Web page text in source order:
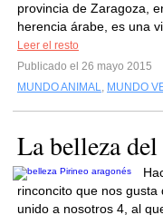
provincia de Zaragoza,
herencia árabe, es una
Leer el resto
Publicado el 26 mayo 2015
MUNDO ANIMAL, MUNDO
La belleza
rinconcito que nos gusta
unido a nosotros 4, al